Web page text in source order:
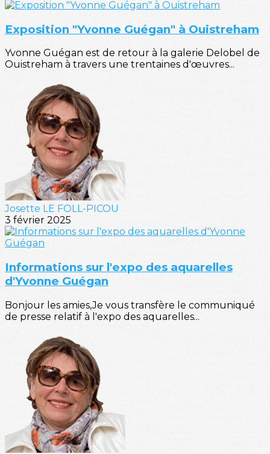
Exposition "Yvonne Guégan" à Ouistreham
Yvonne Guégan est de retour à la galerie Delobel de
Ouistreham à travers une trentaines d'œuvres...
Josette LE FOLL-PICOU
3 février 2025
Informations sur l'expo des aquarelles
d'Yvonne Guégan
Bonjour les amies,Je vous transfère le communiqué
de presse relatif à l'expo des aquarelles...